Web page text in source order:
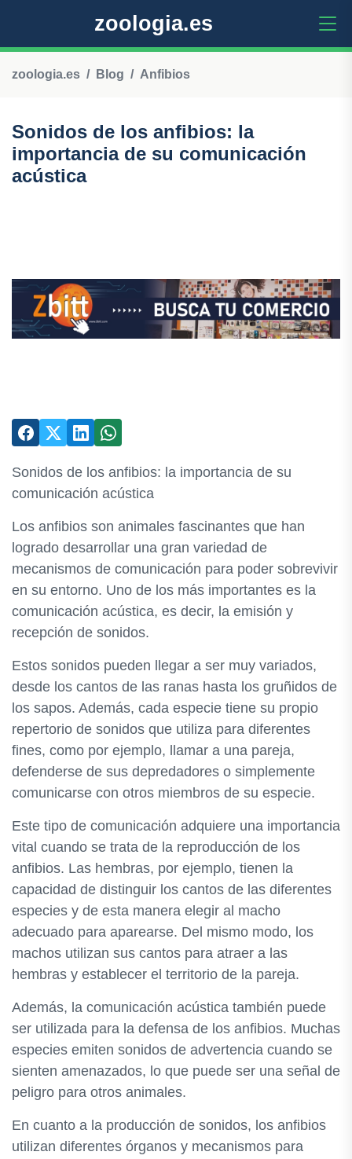
zoologia.es
zoologia.es Blog Anfibios
Sonidos de los anfibios: la
importancia de su comunicación
acústica
Sonidos de los anfibios: la importancia de su
comunicación acústica
Los anfibios son animales fascinantes que han
logrado desarrollar una gran variedad de
mecanismos de comunicación para poder sobrevivir
en su entorno. Uno de los más importantes es la
comunicación acústica, es decir, la emisión y
recepción de sonidos.
Estos sonidos pueden llegar a ser muy variados,
desde los cantos de las ranas hasta los gruñidos de
los sapos. Además, cada especie tiene su propio
repertorio de sonidos que utiliza para diferentes
fines, como por ejemplo, llamar a una pareja,
defenderse de sus depredadores o simplemente
comunicarse con otros miembros de su especie.
Este tipo de comunicación adquiere una importancia
vital cuando se trata de la reproducción de los
anfibios. Las hembras, por ejemplo, tienen la
capacidad de distinguir los cantos de las diferentes
especies y de esta manera elegir al macho
adecuado para aparearse. Del mismo modo, los
machos utilizan sus cantos para atraer a las
hembras y establecer el territorio de la pareja.
Además, la comunicación acústica también puede
ser utilizada para la defensa de los anfibios. Muchas
especies emiten sonidos de advertencia cuando se
sienten amenazados, lo que puede ser una señal de
peligro para otros animales.
En cuanto a la producción de sonidos, los anfibios
utilizan diferentes órganos y mecanismos para